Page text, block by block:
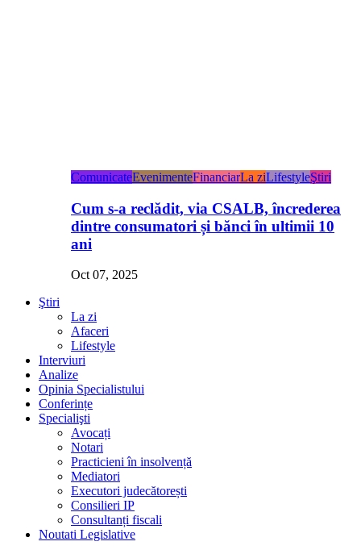
ComunicateEvenimenteFinanciarLa ziLifestyleŞtiri
Cum s-a reclădit, via CSALB, încrederea
dintre consumatori și bănci în ultimii 10
ani
Oct 07, 2025
Ştiri
La zi
Afaceri
Lifestyle
Interviuri
Analize
Opinia Specialistului
Conferințe
Specialişti
Avocați
Notari
Practicieni în insolvență
Mediatori
Executori judecătorești
Consilieri IP
Consultanți fiscali
Noutati Legislative